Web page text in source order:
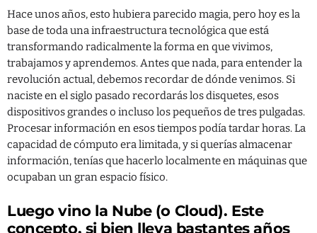
Hace unos años, esto hubiera parecido magia, pero hoy es la
base de toda una infraestructura tecnológica que está
transformando radicalmente la forma en que vivimos,
trabajamos y aprendemos. Antes que nada, para entender la
revolución actual, debemos recordar de dónde venimos. Si
naciste en el siglo pasado recordarás los disquetes, esos
dispositivos grandes o incluso los pequeños de tres pulgadas.
Procesar información en esos tiempos podía tardar horas. La
capacidad de cómputo era limitada, y si querías almacenar
información, tenías que hacerlo localmente en máquinas que
ocupaban un gran espacio físico.
Luego vino la Nube (o Cloud). Este
concepto, si bien lleva bastantes años